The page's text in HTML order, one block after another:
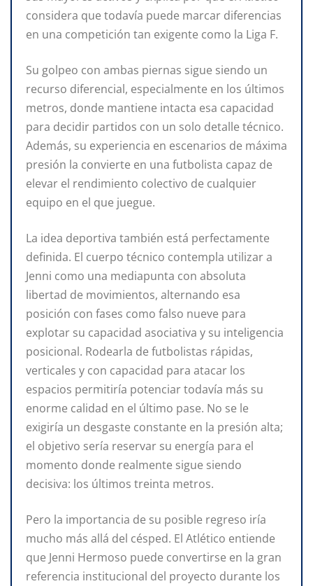
considera que todavía puede marcar diferencias
en una competición tan exigente como la Liga F.
Su golpeo con ambas piernas sigue siendo un
recurso diferencial, especialmente en los últimos
metros, donde mantiene intacta esa capacidad
para decidir partidos con un solo detalle técnico.
Además, su experiencia en escenarios de máxima
presión la convierte en una futbolista capaz de
elevar el rendimiento colectivo de cualquier
equipo en el que juegue.
La idea deportiva también está perfectamente
definida. El cuerpo técnico contempla utilizar a
Jenni como una mediapunta con absoluta
libertad de movimientos, alternando esa
posición con fases como falso nueve para
explotar su capacidad asociativa y su inteligencia
posicional. Rodearla de futbolistas rápidas,
verticales y con capacidad para atacar los
espacios permitiría potenciar todavía más su
enorme calidad en el último pase. No se le
exigiría un desgaste constante en la presión alta;
el objetivo sería reservar su energía para el
momento donde realmente sigue siendo
decisiva: los últimos treinta metros.
Pero la importancia de su posible regreso iría
mucho más allá del césped. El Atlético entiende
que Jenni Hermoso puede convertirse en la gran
referencia institucional del proyecto durante los